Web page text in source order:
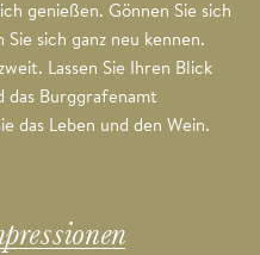
genießen. Gönnen Sie sich
sich ganz neu kennen.
Lassen Sie Ihren Blick
das Burggrafenamt
das Leben und den Wein.